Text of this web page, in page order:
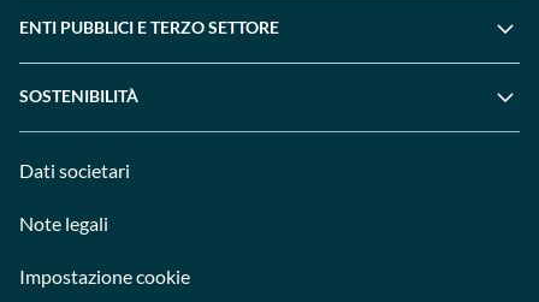
ENTI PUBBLICI E TERZO SETTORE
SOSTENIBILITÀ
Dati societari
Note legali
Impostazione cookie